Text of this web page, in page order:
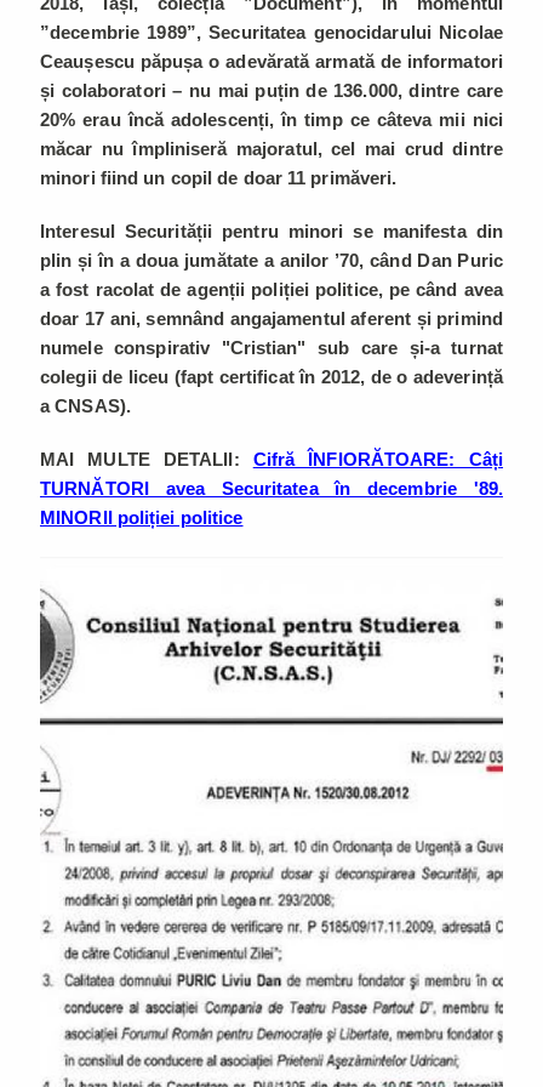
”decembrie 1989”, Securitatea genocidarului Nicolae
Ceaușescu păpușa o adevărată armată de informatori
și colaboratori – nu mai puțin de 136.000, dintre care
20% erau încă adolescenți, în timp ce câteva mii nici
măcar nu împliniseră majoratul, cel mai crud dintre
minori fiind un copil de doar 11 primăveri.
Interesul Securității pentru minori se manifesta din
plin și în a doua jumătate a anilor ’70, când Dan Puric
a fost racolat de agenții poliției politice, pe când avea
doar 17 ani, semnând angajamentul aferent și primind
numele conspirativ "Cristian" sub care și-a turnat
colegii de liceu (fapt certificat în 2012, de o adeverință
a CNSAS).
MAI MULTE DETALII: Cifră ÎNFIORĂTOARE: Câți
TURNĂTORI avea Securitatea în decembrie '89.
MINORII poliției politice